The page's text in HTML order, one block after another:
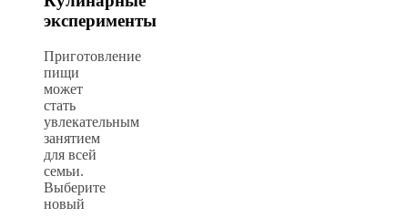
эксперименты
Приготовление
пищи
может
стать
увлекательным
занятием
для всей
семьи.
Выберите
новый